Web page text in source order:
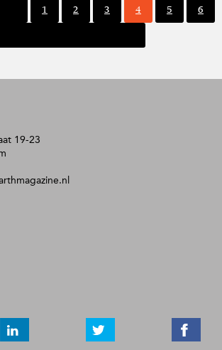
P
i
a
1
P
i
a
2
P
i
a
3
P
a
i
a
4
P
a
a
5
P
a
a
6
19-23